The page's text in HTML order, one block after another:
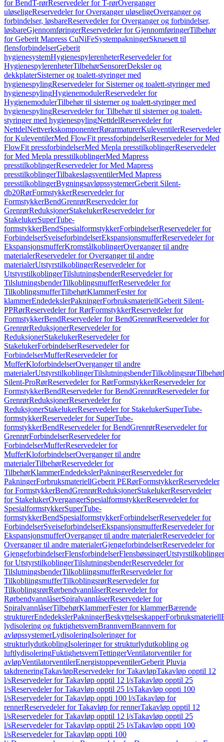
for BendT-rørReservedeler for T-rørOverganger
uløseligeReservedeler for Overganger uløseligeOverganger og
forbindelser, løsbareReservedeler for Overganger og forbindelser,
løsbareGjennomføringerReservedeler for GjennomføringerTilbehør
for Geberit Mapress CuNiFeSystempakningerSkruesett til
flensforbindelserGeberit
hygienesystemHygienespylerenheterReservedeler for
HygienespylerenheterTilbehørSensorerDeksler og
dekkplaterSisterner og toalett-styringer med
hygienespylingReservedeler for Sisterner og toalett-styringer med
hygienespylingHygienemodulerReservedeler for
HygienemodulerTilbehør til sisterner og toalett-styringer med
hygienespylingReservedeler for Tilbehør til sisterner og toalett-
styringer med hygienespylingNettdelReservedeler for
NettdelNettverkskomponenterRørarmaturerKuleventilerReservedeler
for KuleventilerMed FlowFit pressforbindelserReservedeler for Med
FlowFit pressforbindelserMed Mepla presstilkoblingerReservedeler
for Med Mepla presstilkoblingerMed Mapress
presstilkoblingerReservedeler for Med Mapress
presstilkoblingerTilbakeslagsventilerMed Mapress
presstilkoblingerBygningsavløpssystemerGeberit Silent-
db20RørFormstykkerReservedeler for
FormstykkerBendGrenrørReservedeler for
GrenrørReduksjonerStakelukerReservedeler for
StakelukerSuperTube-
formstykkerBendSpesialformstykkerForbindelserReservedeler for
ForbindelserSveiseforbindelserEkspansjonsmufferReservedeler for
EkspansjonsmufferKromstålkoblingerOverganger til andre
materialerReservedeler for Overganger til andre
materialerUtstyrstilkoblingerReservedeler for
UtstyrstilkoblingerTilslutningsbenderReservedeler for
TilslutningsbenderTilkoblingsmufferReservedeler for
TilkoblingsmufferTilbehørKlammerFester for
klammerEndedekslerPakningerForbruksmateriellGeberit Silent-
PPRørReservedeler for RørFormstykkerReservedeler for
FormstykkerBendReservedeler for BendGrenrørReservedeler for
GrenrørReduksjonerReservedeler for
ReduksjonerStakelukerReservedeler for
StakelukerForbindelserReservedeler for
ForbindelserMufferReservedeler for
MufferKloforbindelserOverganger til andre
materialerUtstyrstilkoblingerTilslutningsbenderTilkoblingsrørTilbehør
Silent-ProRørReservedeler for RørFormstykkerReservedeler for
FormstykkerBendReservedeler for BendGrenrørReservedeler for
GrenrørReduksjonerReservedeler for
ReduksjonerStakelukerReservedeler for StakelukerSuperTube-
formstykkerReservedeler for SuperTube-
formstykkerBendReservedeler for BendGrenrørReservedeler for
GrenrørForbindelserReservedeler for
ForbindelserMufferReservedeler for
MufferKloforbindelserOverganger til andre
materialerTilbehørReservedeler for
TilbehørKlammerEndedekslerPakningerReservedeler for
PakningerForbruksmateriellGeberit PERørFormstykkerReservedeler
for FormstykkerBendGrenrørReduksjonerStakelukerReservedeler
for StakelukerOvergangerSpesialformstykkerReservedeler for
SpesialformstykkerSuperTube-
formstykkerBendSpesialformstykkerForbindelserReservedeler for
ForbindelserSveiseforbindelserEkspansjonsmufferReservedeler for
EkspansjonsmufferOverganger til andre materialerReservedeler for
Overganger til andre materialerGjengeforbindelserReservedeler for
GjengeforbindelserFlensforbindelserFlensbøssingerUtstyrstilkoblinger
for UtstyrstilkoblingerTilslutningsbenderReservedeler for
TilslutningsbenderTilkobliingsmufferReservedeler for
TilkobliingsmufferTilkoblingsrørReservedeler for
TilkoblingsrørRørbendvannlåserReservedeler for
RørbendvannlåserSpiralvannlåserReservedeler for
SpiralvannlåserTilbehørKlammerFester for klammerBærende
strukturerEndedekslerPakningerBeskyttelseskapperForbruksmateriell
lydisolering og fuktighetsvernBrannvernBrannvern for
avløpssystemerLydisoleringIsoleringer for
strukturlydutkoblingIsoleringer for strukturlydutkobling og
luftlydisoleringFuktighetsvernTettingerVentilatorventiler for
avløpVentilatorventilerEnergistoppeventilerGeberit Pluvia
takdreneringTakavløpReservedeler for TakavløpTakavløp opptil 12
l/sReservedeler for Takavløp opptil 12 l/sTakavløp opptil 25
l/sReservedeler for Takavløp opptil 25 l/sTakavløp oppti 100
l/sReservedeler for Takavløp oppti 100 l/sTakavløp for
rennerReservedeler for Takavløp for rennerTakavløp opptil 12
l/sReservedeler for Takavløp opptil 12 l/sTakavløp opptil 25
l/sReservedeler for Takavløp opptil 25 l/sTakavløp oppti 100
l/sReservedeler for Takavløp oppti 100